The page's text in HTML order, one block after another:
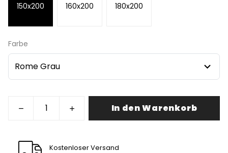
150x200 160x200 180x200
Farbe
In den Warenkorb
Kostenloser Versand